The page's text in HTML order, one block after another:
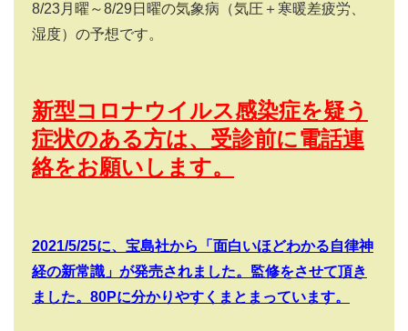
8/23月曜～8/29 日曜の気象病（気圧＋寒暖差疲労、
湿度）の予想です。
新型コロナウイルス感染症を疑う
症状のある方は、受診前に電話連
絡をお願いします。
2021/5/25に、宝島社から「面白いほどわかる自律神
経の新常識」が発売されました。監修をさせて頂き
ました。 80Pに分かりやすくまとまっています。